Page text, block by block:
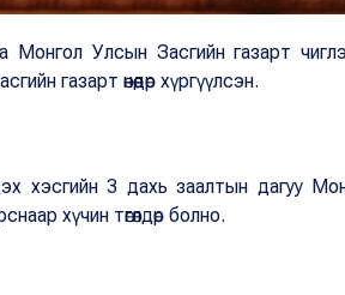
Монгол Улсын Засгийн газарт
газарт өнөөдөр хүргүүлсэн.
хэсгийн 3 дахь заалтын дагуу
хүчин төгөлдөр болно.